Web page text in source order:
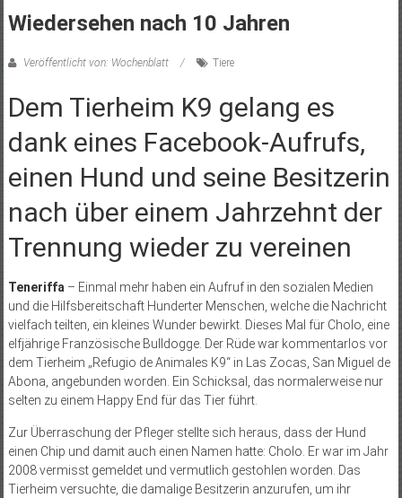
Wiedersehen nach 10 Jahren
Veröffentlicht von: Wochenblatt Tiere
Dem Tierheim K9 gelang es
dank eines Facebook-Aufrufs,
einen Hund und seine Besitzerin
nach über einem Jahrzehnt der
Trennung wieder zu vereinen
Teneriffa– Einmal mehr haben ein Aufruf in den sozialen Medien
und die Hilfsbereitschaft Hunderter Menschen, welche die Nachricht
vielfach teilten, ein kleines Wunder bewirkt. Dieses Mal für Cholo, eine
elfjährige Französische Bulldogge. Der Rüde war kommentarlos vor
dem Tierheim „Refugio de Animales K9“ in Las Zocas, San Miguel de
Abona, angebunden worden. Ein Schicksal, das normalerweise nur
selten zu einem Happy End für das Tier führt.
Zur Überraschung der Pfleger stellte sich heraus, dass der Hund
einen Chip und damit auch einen Namen hatte: Cholo. Er war im Jahr
2008 vermisst gemeldet und vermutlich gestohlen worden. Das
Tierheim versuchte, die damalige Besitzerin anzurufen, um ihr